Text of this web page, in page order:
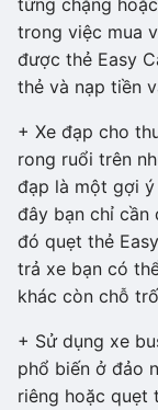
trong việc mua
được thẻ Easy
thẻ và nạp tiền
+ Xe đạp cho
rong ruổi trên
đạp là một gợi
đây bạn chỉ cần
đó quẹt thẻ
trả xe bạn có
khác còn chỗ
+ Sử dụng xe
phổ biến ở đảo
riêng hoặc quẹt